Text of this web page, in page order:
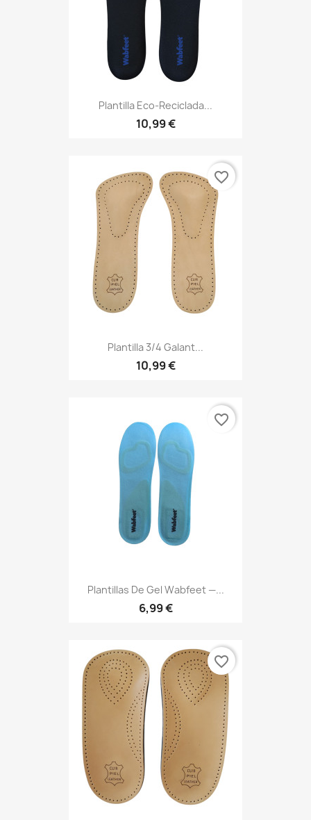
Plantilla Eco-Reciclada...
10,99 €
Plantilla 3/4 Galant...
10,99 €
favorite_border
Plantillas De Gel Wabfeet —...
6,99 €
favorite_border
favorite_border